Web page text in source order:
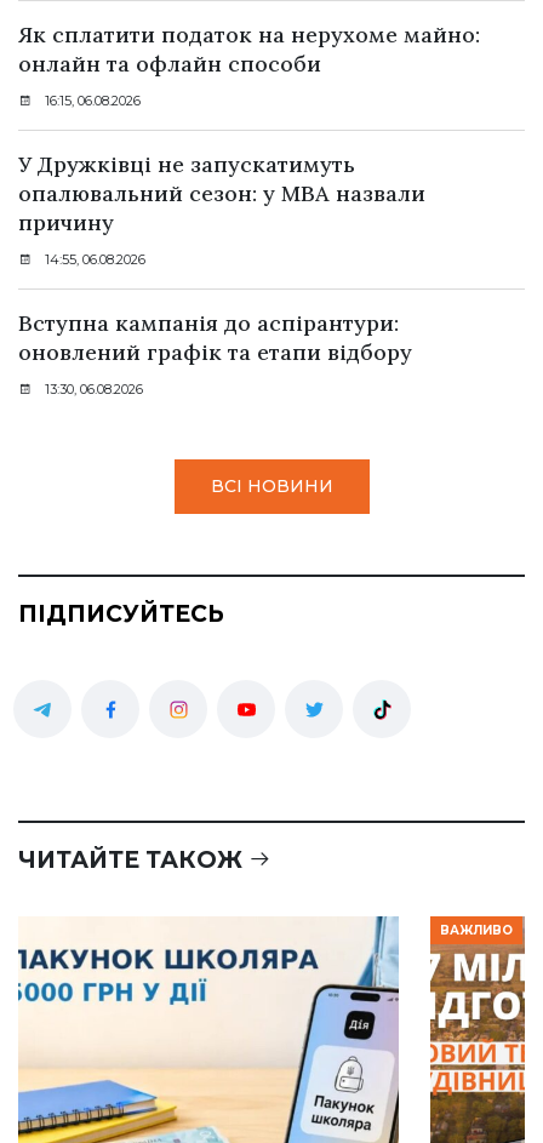
Як сплатити податок на нерухоме майно:
онлайн та офлайн способи
16:15, 06.08.2026
У Дружківці не запускатимуть
опалювальний сезон: у МВА назвали
причину
14:55, 06.08.2026
Вступна кампанія до аспірантури:
оновлений графік та етапи відбору
13:30, 06.08.2026
ВСІ НОВИНИ
ПІДПИСУЙТЕСЬ
ЧИТАЙТЕ ТАКОЖ
ВАЖЛИВО